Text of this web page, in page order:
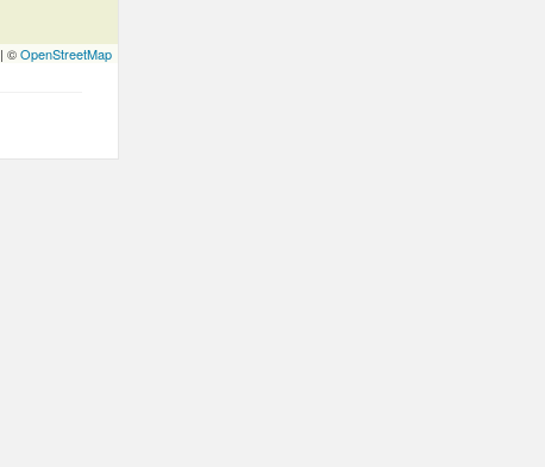
| ©OpenStreetMap